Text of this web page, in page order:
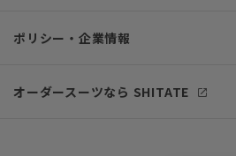
ポリシー・企業情報
オーダースーツなら SHITATE